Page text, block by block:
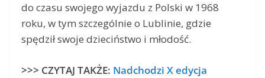
do czasu swojego wyjazdu z Polski w 1968
roku, w tym szczególnie o Lublinie, gdzie
spędził swoje dzieciństwo i młodość.
>>> CZYTAJ TAKŻE: Nadchodzi X edycja